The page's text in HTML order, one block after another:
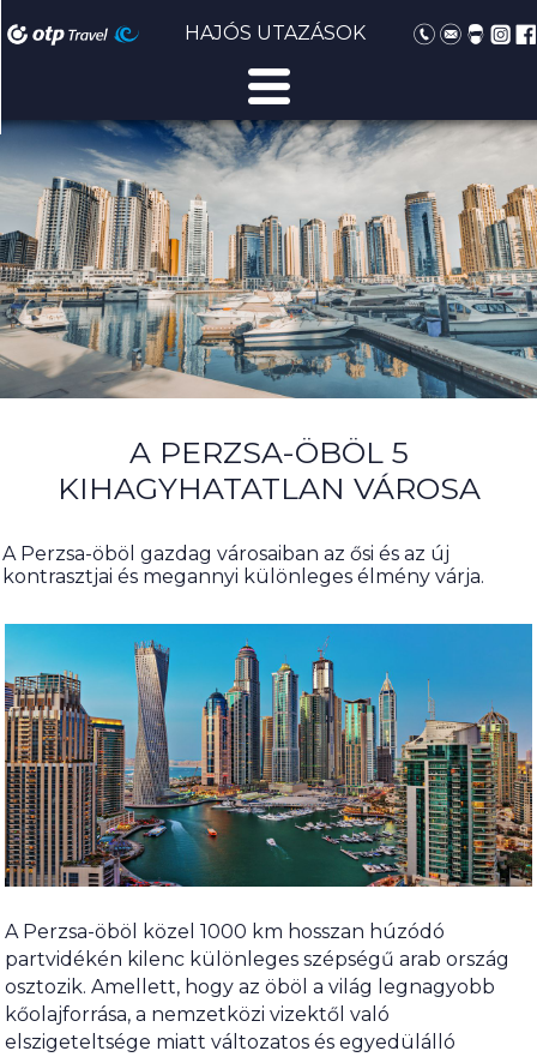
HAJÓS UTAZÁSOK
A PERZSA-ÖBÖL 5
KIHAGYHATATLAN VÁROSA
A Perzsa-öböl gazdag városaiban az ősi és az új
kontrasztjai és megannyi különleges élmény várja.
A Perzsa-öböl közel 1000 km hosszan húzódó
partvidékén kilenc különleges szépségű arab ország
osztozik. Amellett, hogy az öböl a világ legnagyobb
kőolajforrása, a nemzetközi vizektől való
elszigeteltsége miatt változatos és egyedülálló